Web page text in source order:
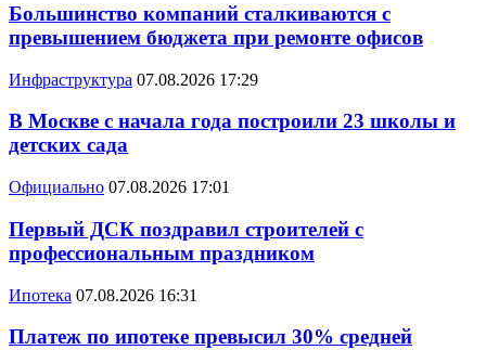
Большинство компаний сталкиваются с
превышением бюджета при ремонте офисов
Инфраструктура 07.08.2026 17:29
В Москве с начала года построили 23 школы и
детских сада
Официально 07.08.2026 17:01
Первый ДСК поздравил строителей с
профессиональным праздником
Ипотека 07.08.2026 16:31
Платеж по ипотеке превысил 30% средней